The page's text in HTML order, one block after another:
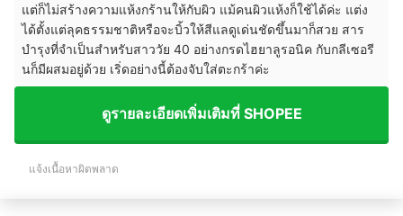
แต่ก็ไม่สร้างความแห้งกร้านให้กับผิว แม้คนผิวแห้งก็ใช้ได้ค่ะ แต่ง
ได้ตั้งแต่ลุคธรรมชาติหรือจะบิ้วให้สีแลดูเด่นชัดขึ้นมาก็สวย สาร
บำรุงที่จำเป็นสำหรับสาววัย 40 อย่างกรดไฮยาลูรอนิค กับกลีเซอรี
นก็มีผสมอยู่ด้วย เริ่ดอย่างนี้ต้องจับใส่ตะกร้าค่ะ
ดูรายละเอียดเพิ่มเติมที่ SHOPEE
แจ้งเนื้อหาผิดพลาด